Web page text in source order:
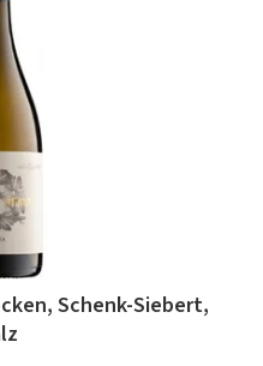
Schenk-Siebert,